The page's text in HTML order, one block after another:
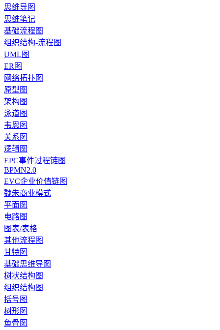
思维导图
思维笔记
基础流程图
组织结构-流程图
UML图
ER图
网络拓扑图
原型图
架构图
泳道图
韦恩图
关系图
逻辑图
EPC事件过程链图
BPMN2.0
EVC企业价值链图
魏朱商业模式
平面图
电路图
图表/表格
其他流程图
甘特图
基础思维导图
树状结构图
组织结构图
括号图
树形图
鱼骨图